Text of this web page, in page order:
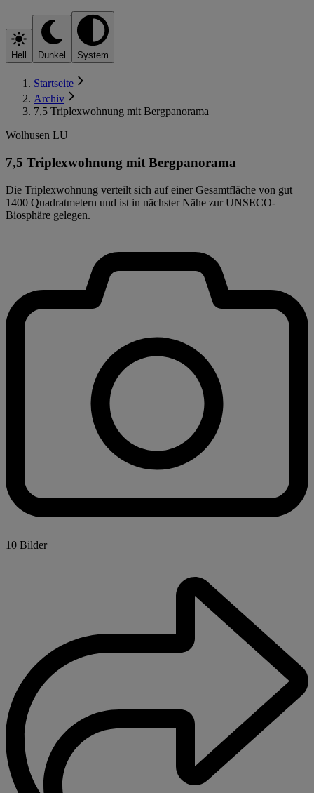
Hell Dunkel System
Startseite
Archiv
7,5 Triplexwohnung mit Bergpanorama
Wolhusen LU
7,5 Triplexwohnung mit Bergpanorama
Die Triplexwohnung verteilt sich auf einer Gesamtfläche von gut
1400 Quadratmetern und ist in nächster Nähe zur UNSECO-
Biosphäre gelegen.
10 Bilder